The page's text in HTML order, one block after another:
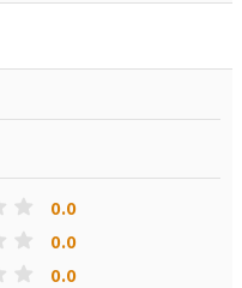
0.0
0.0
0.0